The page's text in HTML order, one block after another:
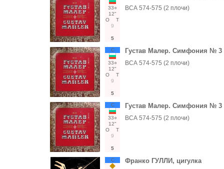
33○
12"
О
Т
9
5
ВСА 574-575 (2 плочи)
С
33○
12"
О
Т
9
5
Густав Малер. Симфония № 3
ВСА 574-575 (2 плочи)
С
33○
12"
О
Т
9
5
Густав Малер. Симфония № 3
ВСА 574-575 (2 плочи)
С Франко ГУЛЛИ, цигулка